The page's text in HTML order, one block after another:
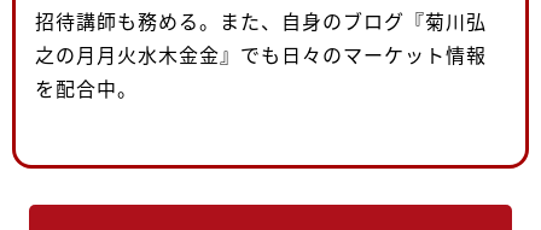
招待講師も務める。また、自身のブログ『菊川弘
之の月月火水木金金』でも日々のマーケット情報
を配合中。